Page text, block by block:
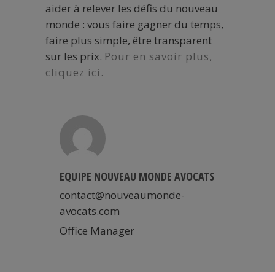
aider à relever les défis du nouveau
monde : vous faire gagner du temps,
faire plus simple, être transparent
sur les prix. Pour en savoir plus,
cliquez ici.
EQUIPE NOUVEAU MONDE AVOCATS
contact@nouveaumonde-
avocats.com
Office Manager